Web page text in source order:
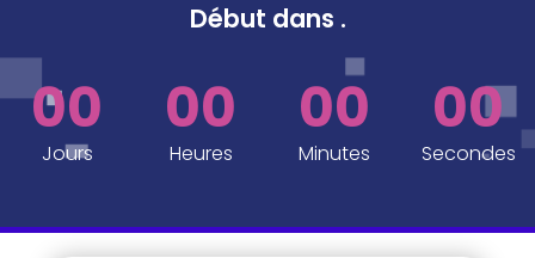
Début dans .
00
Jours
00
Heures
00
Minutes
00
Secondes